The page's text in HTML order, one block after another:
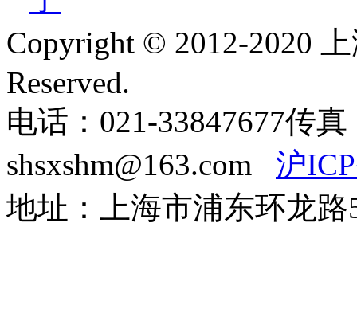
Copyright © 2012-2020
Reserved.
电话：021-33847677传真
shsxshm@163.com 沪
地址：上海市浦东环龙路